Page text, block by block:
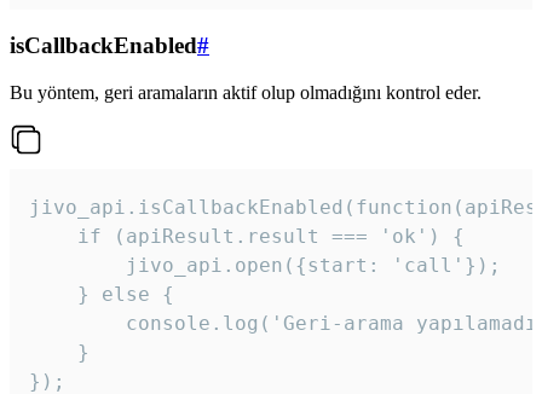
isCallbackEnabled#
Bu yöntem, geri aramaların aktif olup olmadığını kontrol eder.
    if (apiResult.result === 'ok') {
        jivo_api.open({start: 'call'});
    } else {
console.log('Geri-arama
    }
});